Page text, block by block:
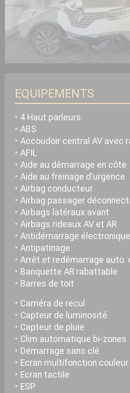
EQUIPEMENTS
4 Haut parleurs
ABS
Accoudoir central AV avec
AFIL
Aide au démarrage en côte
Aide au freinage d'urgence
Airbag conducteur
Airbag passager
Airbags latéraux avant
Airbags rideaux AV et AR
Antidémarrage électronique
Antipatinage
Arrêt et redémarrage auto.
Banquette AR rabattable
Barres de toit
Caméra de recul
Capteur de luminosité
Capteur de pluie
Clim automatique bi-zones
Démarrage sans clé
Ecran multifonction couleur
Ecran tactile
ESP